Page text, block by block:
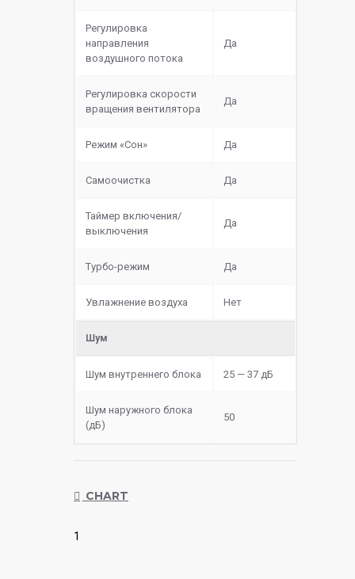
Регулировка
направления
воздушного потока
Да
Регулировка скорости
вращения вентилятора
Да
Режим «Сон» Да
Самоочистка Да
Таймер включения/
выключения
Да
Турбо-режим Да
Увлажнение воздуха Нет
Шум
Шум внутреннего блока 25 — 37 дБ
Шум наружного блока
(дБ)
50
CHART
1